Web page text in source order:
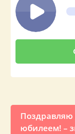
Поздравляю
юбилеем! –